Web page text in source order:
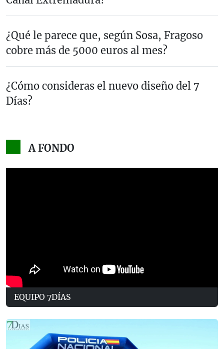
¿Qué le parece que, según Sosa, Fragoso
cobre más de 5000 euros al mes?
¿Cómo consideras el nuevo diseño del 7
Días?
A FONDO
EQUIPO 7DÍAS